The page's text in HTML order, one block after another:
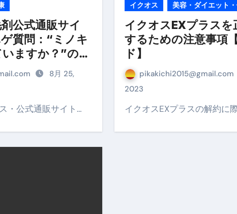
9割が勘違い 自己破産の真実
ンドを毎日食べたらどうなるの？①【30秒でわかる効果まと
ゆき】借金1億円あります 返済か、自己破産かひろゆきさんな
ストのための！美容、健康、ダイエットにとても重要な女性ホ
解説【詐欺被害】警察に行っても返金されません
せる簡単な方法
ードメイン 2月のおすすめドメイン特集- ビジネスの信用を
スーパーセール2026 完全攻略ガイド 今こそ買い時！ゲー
「聞こえる・分かる・話せる」に変わる30日間 ― 科学的メソ
公式通販サイ
質問：“ミノキ
ますか？”の考
8月 25,
ス・公式通販サイト…
イクオス 美容・ダイエット
イクオスEXプラスを
するための注意事項
ド】
pikakichi2015@gmail.com
2023
イクオスEXプラスの解約に